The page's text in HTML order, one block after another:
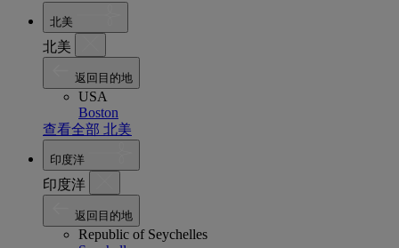
北美
北美
返回目的地
USA
Boston
查看全部 北美
印度洋
印度洋
返回目的地
Republic of Seychelles